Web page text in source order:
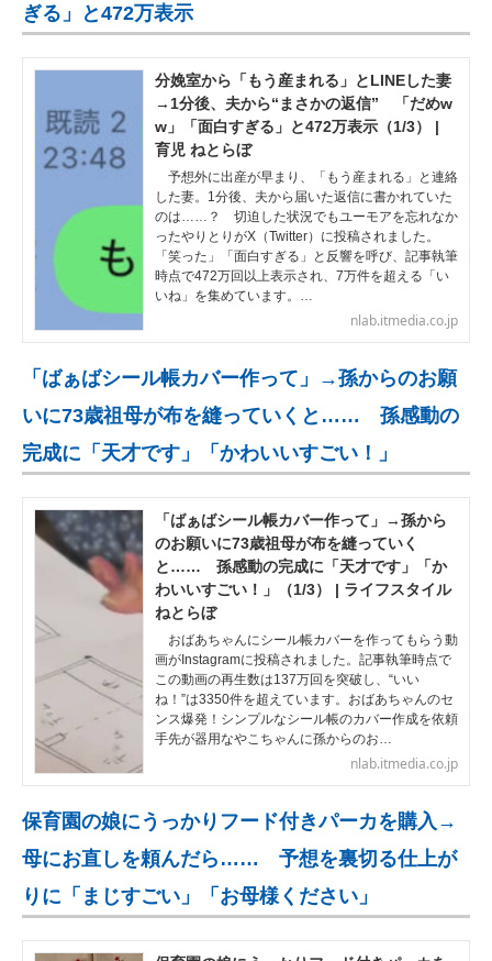
ぎる」と472万表示
分娩室から「もう産まれる」とLINEした妻
→1分後、夫から“まさかの返信” 「だめw
w」「面白すぎる」と472万表示（1/3） |
育児 ねとらぼ
予想外に出産が早まり、「もう産まれる」と連絡
した妻。1分後、夫から届いた返信に書かれていた
のは……？ 切迫した状況でもユーモアを忘れなか
ったやりとりがX（Twitter）に投稿されました。
「笑った」「面白すぎる」と反響を呼び、記事執筆
時点で472万回以上表示され、7万件を超える「い
いね」を集めています。…
nlab.itmedia.co.jp
「ばぁばシール帳カバー作って」→孫からのお願
いに73歳祖母が布を縫っていくと…… 孫感動の
完成に「天才です」「かわいいすごい！」
「ばぁばシール帳カバー作って」→孫から
のお願いに73歳祖母が布を縫っていく
と…… 孫感動の完成に「天才です」「か
わいいすごい！」（1/3） | ライフスタイル
ねとらぼ
おばあちゃんにシール帳カバーを作ってもらう動
画がInstagramに投稿されました。記事執筆時点で
この動画の再生数は137万回を突破し、“いい
ね！”は3350件を超えています。おばあちゃんのセ
ンス爆発！シンプルなシール帳のカバー作成を依頼
手先が器用なやこちゃんに孫からのお…
nlab.itmedia.co.jp
保育園の娘にうっかりフード付きパーカを購入→
母にお直しを頼んだら…… 予想を裏切る仕上が
りに「まじすごい」「お母様ください」